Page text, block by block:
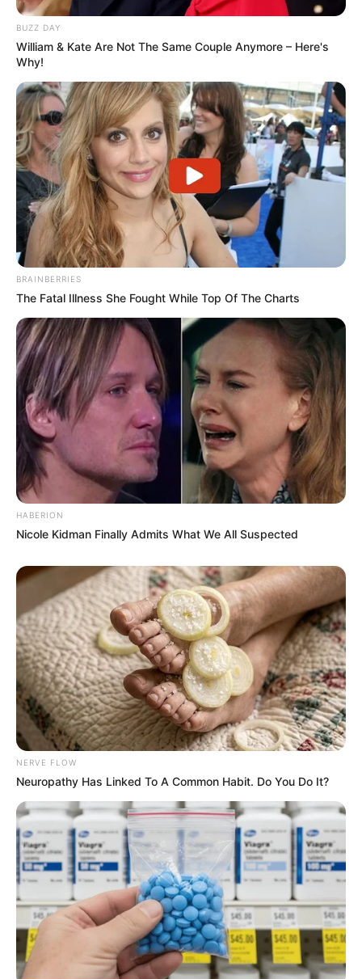
BUZZ DAY
William & Kate Are Not The Same Couple Anymore – Here's
Why!
BRAINBERRIES
The Fatal Illness She Fought While Top Of The Charts
HABERION
Nicole Kidman Finally Admits What We All Suspected
NERVE FLOW
Neuropathy Has Linked To A Common Habit. Do You Do It?